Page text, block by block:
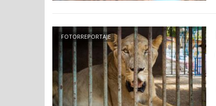
FOTORREPORTAJE